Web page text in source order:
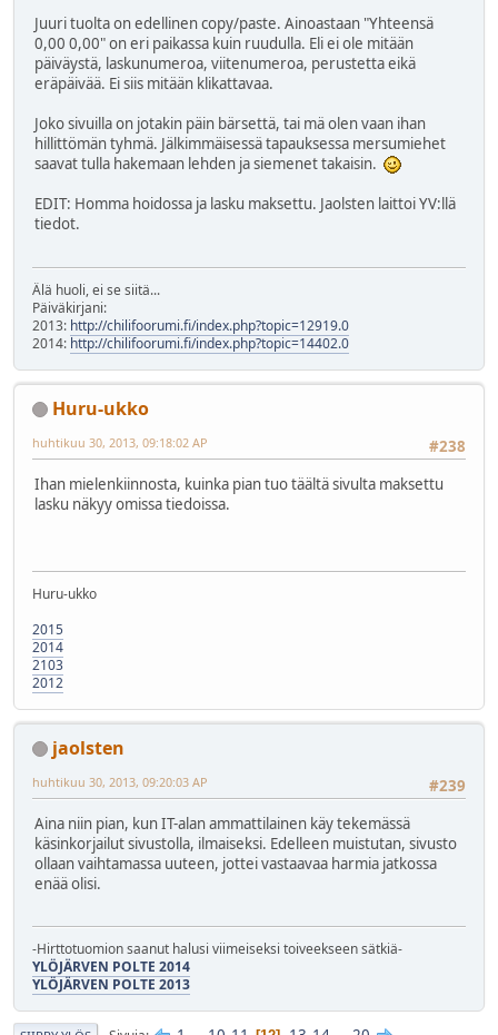
Juuri tuolta on edellinen copy/paste. Ainoastaan "Yhteensä
0,00 0,00" on eri paikassa kuin ruudulla. Eli ei ole mitään
päiväystä, laskunumeroa, viitenumeroa, perustetta eikä
eräpäivää. Ei siis mitään klikattavaa.
Joko sivuilla on jotakin päin bärsettä, tai mä olen vaan ihan
hillittömän tyhmä. Jälkimmäisessä tapauksessa mersumiehet
saavat tulla hakemaan lehden ja siemenet takaisin.
EDIT: Homma hoidossa ja lasku maksettu. Jaolsten laittoi YV:llä
tiedot.
Älä huoli, ei se siitä...
Päiväkirjani:
2013: http://chilifoorumi.fi/index.php?topic=12919.0
2014: http://chilifoorumi.fi/index.php?topic=14402.0
Huru-ukko
#238
huhtikuu 30, 2013, 09:18:02 AP
Ihan mielenkiinnosta, kuinka pian tuo täältä sivulta maksettu
lasku näkyy omissa tiedoissa.
Huru-ukko
2015
2014
2103
2012
jaolsten
#239
huhtikuu 30, 2013, 09:20:03 AP
Aina niin pian, kun IT-alan ammattilainen käy tekemässä
käsinkorjailut sivustolla, ilmaiseksi. Edelleen muistutan, sivusto
ollaan vaihtamassa uuteen, jottei vastaavaa harmia jatkossa
enää olisi.
-Hirttotuomion saanut halusi viimeiseksi toiveekseen sätkiä-
YLÖJÄRVEN POLTE 2014
YLÖJÄRVEN POLTE 2013